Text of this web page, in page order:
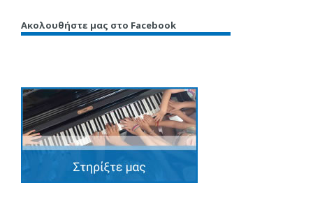
Ακολουθήστε μας στο Facebook